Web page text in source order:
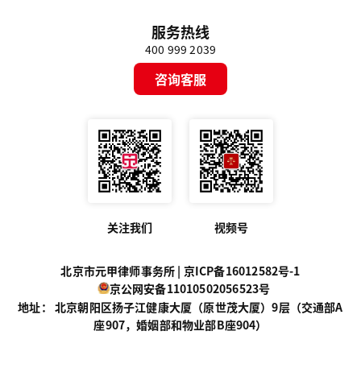
服务热线
400 999 2039
咨询客服
关注我们 视频号
北京市元甲律师事务所 | 京ICP备16012582号-1
京公网安备11010502056523号
地址： 北京朝阳区扬子江健康大厦（原世茂大厦）9层（交通部A
座907，婚姻部和物业部B座904）